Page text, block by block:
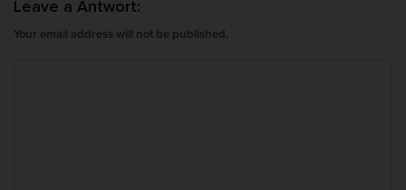
Leave a Antwort:
Your email address will not be published.